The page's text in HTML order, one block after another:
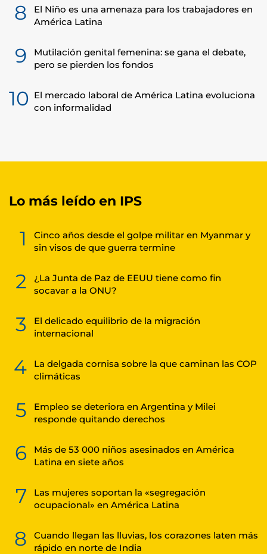
8
El Niño es una amenaza para los trabajadores en
América Latina
9
Mutilación genital femenina: se gana el debate,
pero se pierden los fondos
10 El mercado laboral de América Latina evoluciona
con informalidad
Lo más leído en IPS
1
Cinco años desde el golpe militar en Myanmar y
sin visos de que guerra termine
2
¿La Junta de Paz de EEUU tiene como fin
socavar a la ONU?
3
El delicado equilibrio de la migración
internacional
4
La delgada cornisa sobre la que caminan las COP
climáticas
5
Empleo se deteriora en Argentina y Milei
responde quitando derechos
6
Más de 53 000 niños asesinados en América
Latina en siete años
7
Las mujeres soportan la «segregación
ocupacional» en América Latina
8
Cuando llegan las lluvias, los corazones laten más
rápido en norte de India